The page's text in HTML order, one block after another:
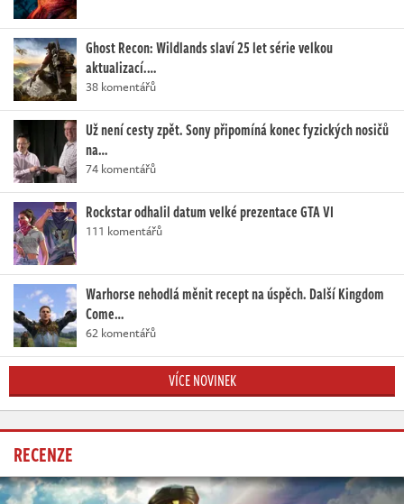
Ghost Recon: Wildlands slaví 25 let série velkou
aktualizací.…
38 komentářů
Už není cesty zpět. Sony připomíná konec fyzických nosičů
na…
74 komentářů
Rockstar odhalil datum velké prezentace GTA VI
111 komentářů
Warhorse nehodlá měnit recept na úspěch. Další Kingdom
Come…
62 komentářů
VÍCE NOVINEK
RECENZE